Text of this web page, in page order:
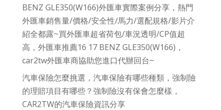
BENZ GLE350(W166)外匯車實際案例分享，熱門
外匯車銷售量/價格/安全性/馬力/選配規格/影片介
紹全都露~買外匯車超省荷包/車況透明/CP值超
高，外匯車推薦16 17 BENZ GLE350(W166)，
car2tw外匯車商協助您進口代辦回台~
汽車保險怎麼挑選，汽車保險有哪些種類，強制險
的理賠項目有哪些？強制險沒有保會怎麼樣，
CAR2TW的汽車保險資訊分享